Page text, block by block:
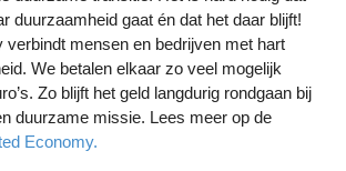
duurzaamheid gaat én dat het daar blijft!
verbindt mensen en bedrijven met hart
We betalen elkaar zo veel mogelijk
Zo blijft het geld langdurig rondgaan bij
duurzame missie. Lees meer op de
Economy.